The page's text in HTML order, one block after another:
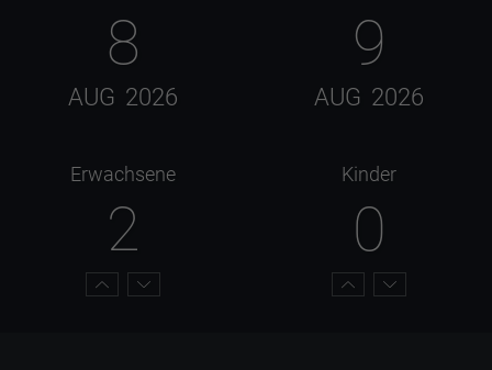
8
AUG 2026
9
AUG 2026
Erwachsene
2
Kinder
0